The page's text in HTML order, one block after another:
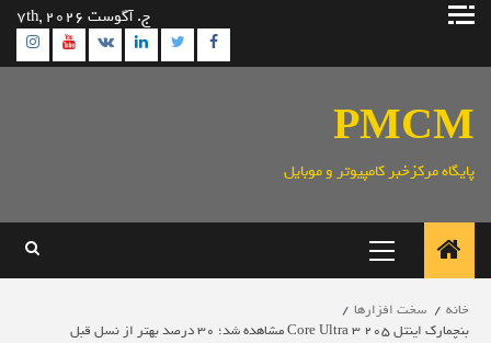
پرش
ج. آگوست 7th, 2026
Facebook
Twitter
Linkedin
VK
PMCM
پایگاه مرکزخبر کامپیوتر و موبایل
اصلی
خانه
سخت افزارها
بنچمارک اینتل Core Ultra 3 205 مشاهده شد؛ 30 درصد بهتر از نسل قبل